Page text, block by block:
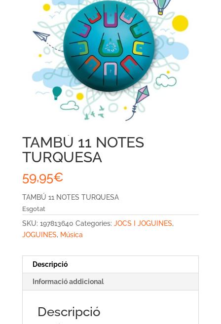
TAMBÚ 11 NOTES
TURQUESA
59,95€
TAMBÚ 11 NOTES TURQUESA
Esgotat
SKU: 197813640 Categories: JOCS I JOGUINES,
JOGUINES, Música
Descripció
Informació addicional
Descripció